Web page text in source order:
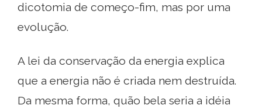
dicotomia de começo-fim, mas por uma
evolução.
A lei da conservação da energia explica
que a energia não é criada nem destruída.
Da mesma forma, quão bela seria a idéia